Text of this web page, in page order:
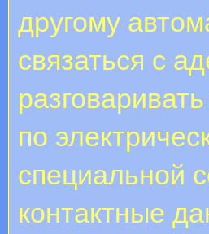
другому
связаться с
по
специальной
контактные